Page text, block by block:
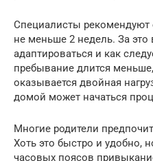
Специалисты рекомендуют
не меньше 2 недель. За это
адаптироваться и как
пребывание длится
оказывается двойная
домой может начаться
Многие родители
Хоть это быстро и удобно,
часовых поясов